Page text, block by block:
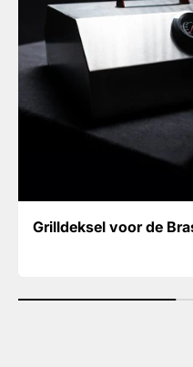
Grilldeksel voor de